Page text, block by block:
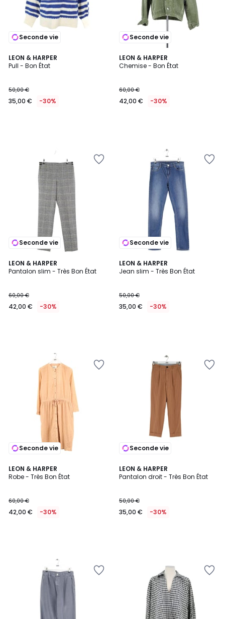
Seconde vie
LEON & HARPER
Pull - Bon État
50,00 €
35,00 € -30%
Seconde vie
LEON & HARPER
Chemise - Bon État
60,00 €
42,00 € -30%
Seconde vie
LEON & HARPER
Pantalon slim - Très Bon État
60,00 €
42,00 € -30%
Seconde vie
LEON & HARPER
Jean slim - Très Bon État
50,00 €
35,00 € -30%
Seconde vie
LEON & HARPER
Robe - Très Bon État
60,00 €
42,00 € -30%
Seconde vie
LEON & HARPER
Pantalon droit - Très Bon État
50,00 €
35,00 € -30%